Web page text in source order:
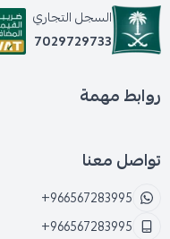
السجل التجاري
7029729733
روابط مهمة
تواصل معنا
+966567283995
+966567283995